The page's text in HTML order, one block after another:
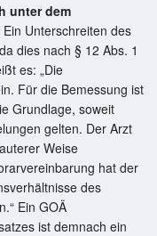
unter dem
Ein Unterschreiten des
dies nach § 12 Abs. 1
es: Die
Für die Bemessung ist
Grundlage, soweit
gelten. Der Arzt
Weise
hat der
des
Ein GOÄ
ist demnach ein